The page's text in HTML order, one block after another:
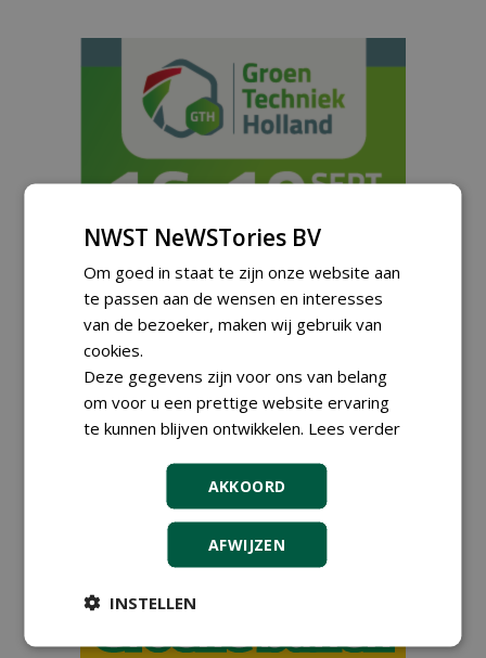
Meld je aan voor onze digitale
nieuwsbrief.
NWST NeWSTories BV
Om goed in staat te zijn onze website aan
te passen aan de wensen en interesses
van de bezoeker, maken wij gebruik van
cookies.
Deze gegevens zijn voor ons van belang
om voor u een prettige website ervaring
te kunnen blijven ontwikkelen. Lees verder
AKKOORD
AFWIJZEN
INSTELLEN